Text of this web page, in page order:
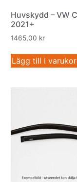
Huvskydd – VW
2021+
1465,00 kr
Lägg till i